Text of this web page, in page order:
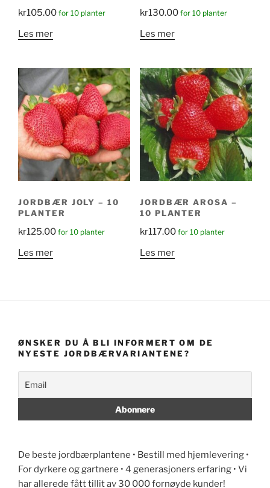
kr105.00 for 10 planter
Les mer
kr130.00 for 10 planter
Les mer
JORDBÆR JOLY – 10
PLANTER
kr125.00 for 10 planter
Les mer
JORDBÆR AROSA –
10 PLANTER
kr117.00 for 10 planter
Les mer
ØNSKER DU Å BLI INFORMERT OM DE
NYESTE JORDBÆRVARIANTENE?
De beste jordbærplantene • Bestill med hjemlevering •
For dyrkere og gartnere • 4 generasjoners erfaring • Vi
har allerede fått tillit av 30 000 fornøyde kunder!